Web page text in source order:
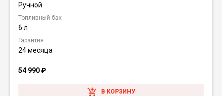
Ручной
Топливный бак
6 л
Гарантия
24 месяца
54 990₽
В КОРЗИНУ